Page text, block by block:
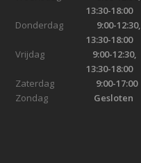
13:30-18:00
Donderdag 9:00-12:30,
13:30-18:00
Vrijdag 9:00-12:30,
13:30-18:00
Zaterdag 9:00-17:00
Zondag Gesloten